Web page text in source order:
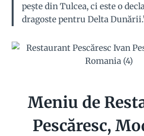
pește din Tulcea, ci este o
dragoste pentru Delta
Meniu de
Pescăresc,